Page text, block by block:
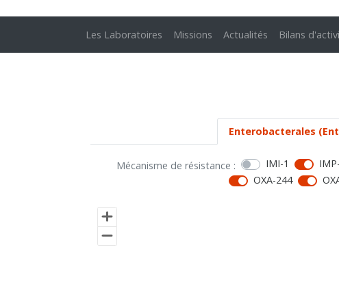
Les Laboratoires Missions Actualités Bilans
Enterobacterales
Mécanisme de résistance : IMI-1
OXA-244